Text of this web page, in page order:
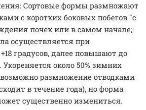
Сортовые формы размножают
с коротких боковых побегов "с
почек или в самом начале;
осуществляется при
градусов, далее повышают до
Укореняется около 50% зимних
размножение отводками
в течение года), но форма
существенно измениться.